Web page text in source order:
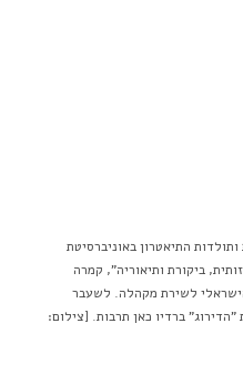
התיאטרון באוניברסיטת
ביקורת ותיאוריה", קמרה
לשירת מקהלה. לשעבר
"הדירוג" ברדיו כאן תרבות. [צילום: